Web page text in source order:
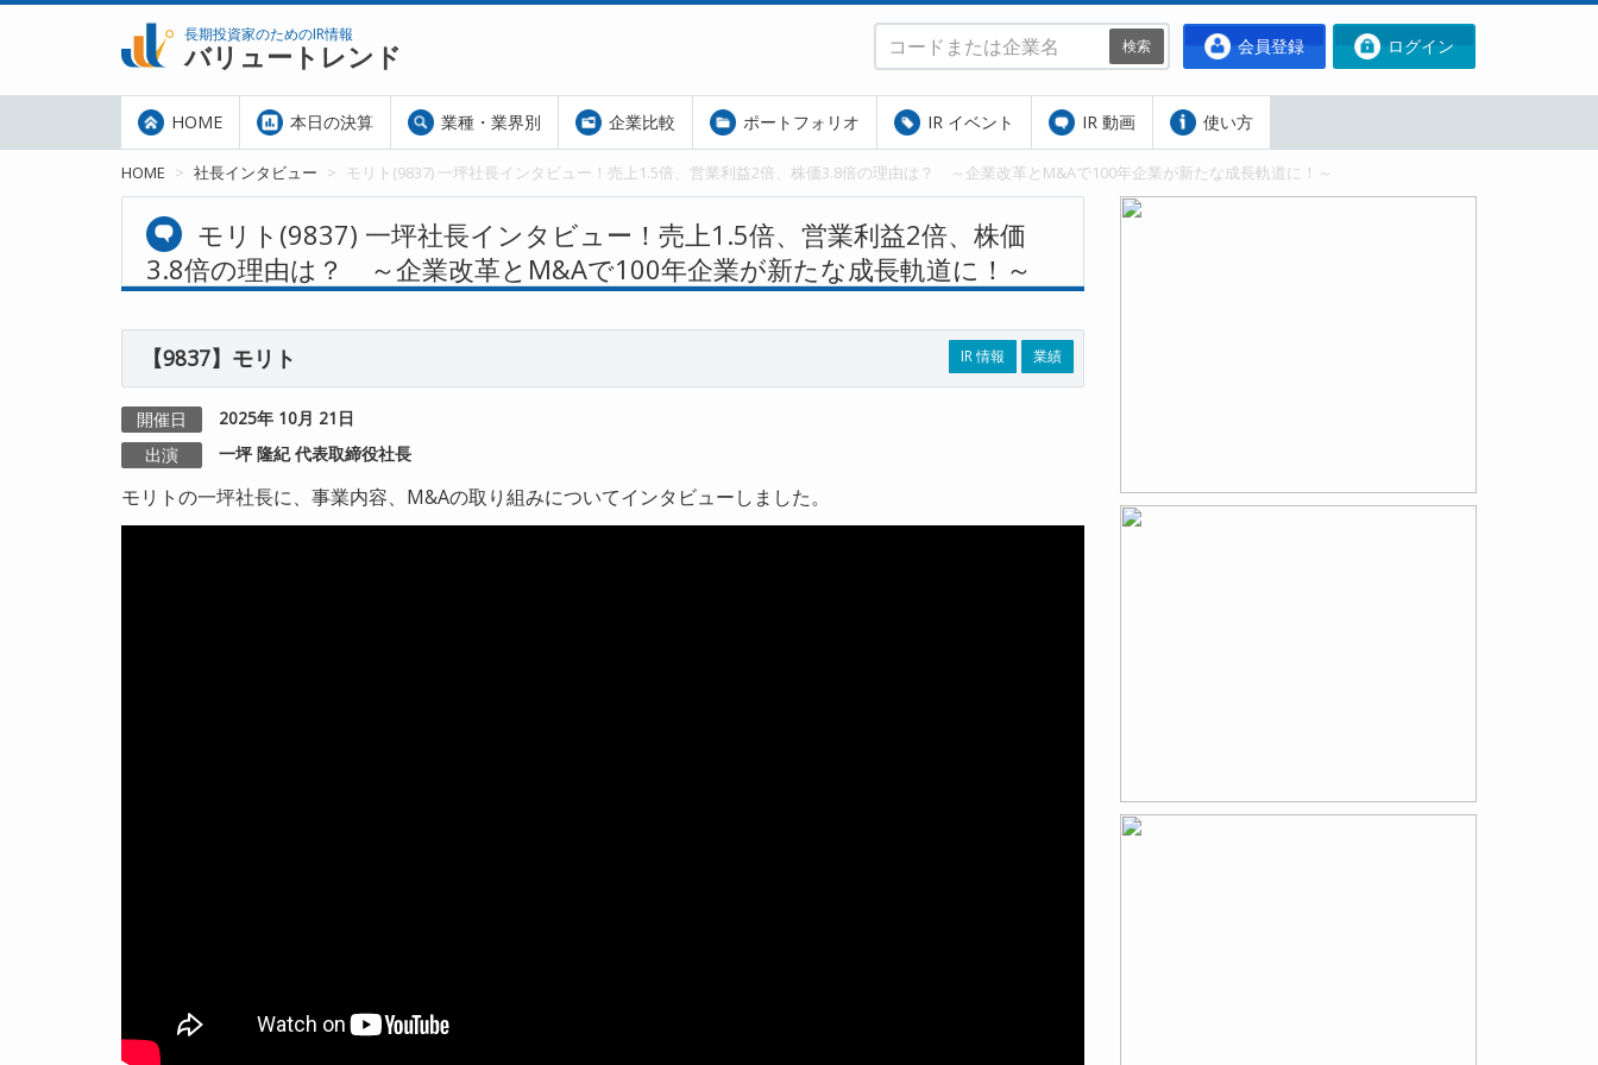
長期投資家のためのIR情報
バリュートレンド 会員登録 ログイン
検索
HOME 本日の決算 業種・業界別 企業比較 ポートフォリオ IR イベント IR 動画 使い方
HOME 社長インタビュー モリト(9837) 一坪社長インタビュー！売上1.5倍、営業利益2倍、株価3.8倍の理由は？ ～企業改革とM&Aで100年企業が新たな成長軌道に！～
モリト(9837) 一坪社長インタビュー！売上1.5倍、営業利益2倍、株価
3.8倍の理由は？ ～企業改革とM&Aで100年企業が新たな成長軌道に！～
【9837】モリト IR 情報 業績
開催日
2025年 10月 21日
出演
一坪 隆紀 代表取締役社長
モリトの一坪社長に、事業内容、M&Aの取り組みについてインタビューしました。